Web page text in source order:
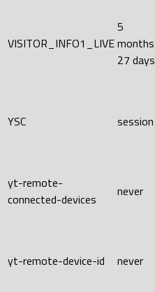
VISITOR_INFO1_LIVE
5
months
27 days
YSC session
yt-remote-
connected-devices
never
yt-remote-device-id never